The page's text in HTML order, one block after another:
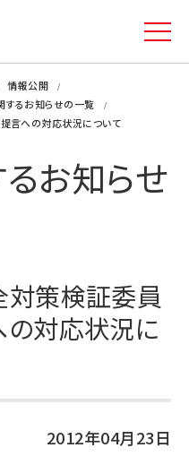
情報公開
するお知らせの一覧
言への対応状況について
お知らせ
策検証委員
対応状況に
2012年04月23日